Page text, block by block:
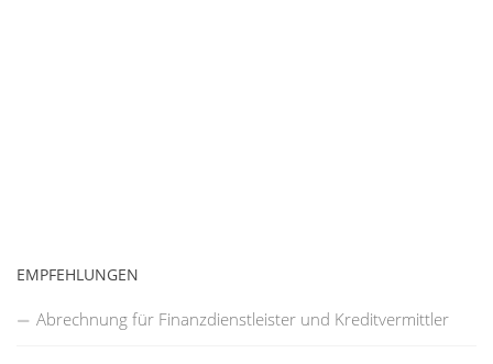
EMPFEHLUNGEN
Abrechnung für Finanzdienstleister und Kreditvermittler